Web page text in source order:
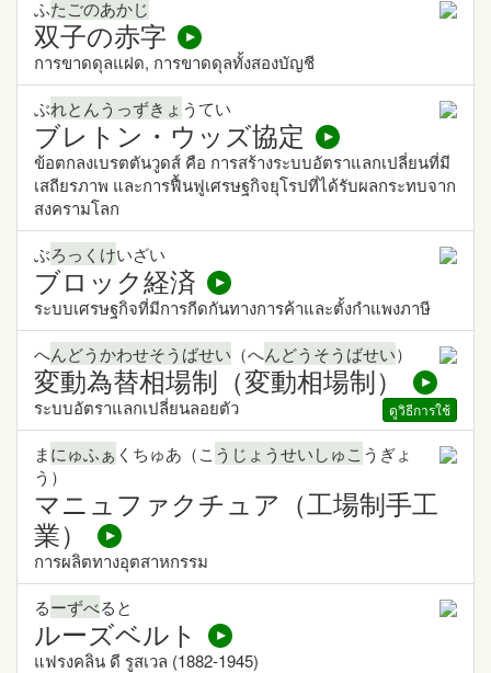
ふたごのあかじ
双子の赤字
การขาดดุลแฝด, การขาดดุลทั้งสองบัญชี
ぶれとんうっずきょ うてい
ブレトン・ウッズ協定
ข้อตกลงเบรตตันวูดส์ คือ การสร้างระบบอัตราแลกเปลี่ยนที่มี
เสถียรภาพ และการฟื้นฟูเศรษฐกิจยุโรปที่ได้รับผลกระทบจาก
สงครามโลก
ぶろっくけいざい
ブロック経済
ระบบเศรษฐกิจที่มีการกีดกันทางการค้าและตั้งกำแพงภาษี
へんどうかわせそうばせい （へんどうそうばせい）
変動為替相場制（変動相場制）
ดูวิธีการใช้
ระบบอัตราแลกเปลี่ยนลอยตัว
まにゅふぁ くちゅあ（こ うじょうせいしゅこ うぎょ
う）
マニュファクチュア（工場制手工
業）
การผลิตทางอุตสาหกรรม
るーずべると
ルーズベルト
แฟรงคลิน ดี รูสเวล (1882-1945)